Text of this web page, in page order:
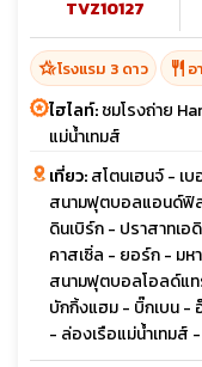
TVZ10127
hotel_classโรงแรม 3 ดาว restaurant อ
ไฮไลท์:ชมโรงถ่าย
แม่น้ำเทมส์
เที่ยว:สโตนเฮนจ์ - เ
สนามฟุตบอลแอนด์ฟิล
ดินเบิร์ก - ปราสาทเ
คาสเซิ่ล - ยอร์ก - มห
สนามฟุตบอลโอลด์แท
บักกิ้งแฮม - บิ๊กเบน -
- ล่องเรือแม่น้ำเทมส์